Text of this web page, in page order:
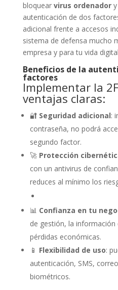
bloquear virus ordenadory
autenticación de dos
adicional frente a accesos
sistema de defensa mucho
empresa y para tu vida
Beneficios de la
factores
Implementar la
ventajas claras:
🔐 Seguridad adicional:
contraseña, no podrá
segundo factor.
🚀 Protección
con un antivirus de
reduces al mínimo los
📊 Confianza en tu
de gestión, la información
pérdidas económicas.
📱 Flexibilidad de uso:
autenticación, SMS,
biométricos.